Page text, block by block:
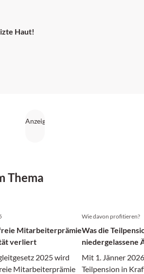
Haut!
Thema
Mitarbeiterprämie
verliert
2025 wird
Mitarbeiterprämie
Wie davon profitieren?
Was die
niedergelassene
Mit 1. Jänner
Teilpension in